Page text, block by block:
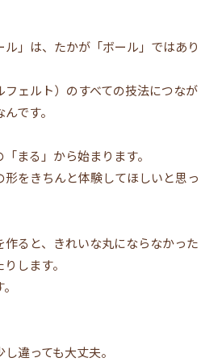
ル」は、たかが「ボール」ではあり
ェルト）のすべての技法につなが
です。
まる」から始まります。
をきちんと体験してほしいと思っ
ると、きれいな丸にならなかった
します。
違っても大丈夫。